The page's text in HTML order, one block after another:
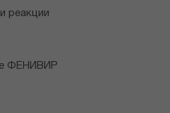
реакции
ФЕНИВИР